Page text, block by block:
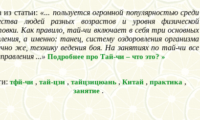
из статьи:«... пользуется огромной популярностью среди
людей разных возрастов и уровня физической
Как правило, тай-чи включает в себя три основных
а именно: танец, систему оздоровления организма
же, технику ведения боя. На занятиях по тай-чи все
...» Подробнее про Тай-чи – что это? »
тфй-чи , тай-цзи, тайцзицюань ,Китай , практика ,
занятие.